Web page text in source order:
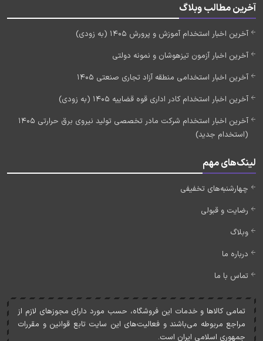
آخرین مطالب وبلاگ
آخرین اخبار استخدام آموزش و پرورش 1405 (به زودی)
آخرین اخبار آزمون تیزهوشان و نمونه دولتی
آخرین اخبار استخدامی منطقه آزاد تجاری صنعتی 1405
آخرین اخبار استخدام کادر اداری قوه قضاییه 1405 (به زودی)
آخرین اخبار استخدام شرکت مادر تخصصی تولید نیروی برق حرارتی 1405
(استخدام جدید)
لینک‌های مهم
چهارشنبه‌های تخفیفی
رضایت و قبولی
وبلاگ
درباره ما
تماس با ما
تمامی کالاها و خدمات اين فروشگاه، حسب مورد دارای مجوزهای لازم از
مراجع مربوطه می‌باشند و فعاليت‌های اين سايت تابع قوانين و مقررات
جمهوری اسلامی ايران است.